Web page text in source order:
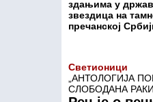
здањима у
звездица на
пречанској
Светионици
„АНТОЛОГИЈА
СЛОБОДАНА